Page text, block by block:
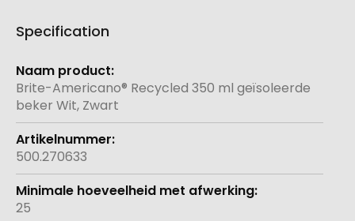
Specification
Meer
informatie
Brite-Americano® Recycled 350 ml geïsoleerde
beker Wit, Zwart
500.270633
25